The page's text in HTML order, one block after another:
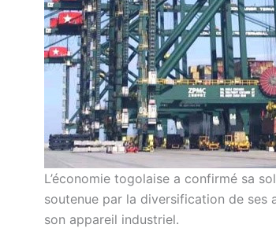
L’économie togolaise a confirmé sa
soutenue par la diversification de ses
son appareil industriel.